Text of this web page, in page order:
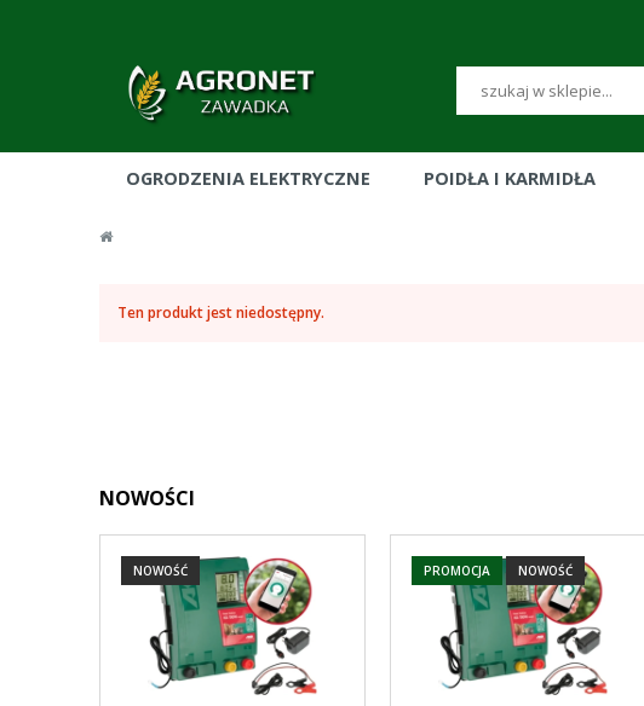
OGRODZENIA ELEKTRYCZNE POIDŁA I KARMIDŁA
Ten produkt jest niedostępny.
NOWOŚCI
NOWOŚĆ PROMOCJA NOWOŚĆ